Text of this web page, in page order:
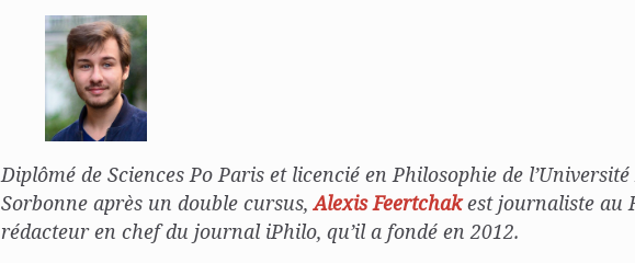
Diplômé de Sciences Po Paris et licencié en Philosophie de
Sorbonne après un double cursus,Alexis Feertchak est journaliste au
rédacteur en chef du journal iPhilo, qu’il a fondé en 2012.